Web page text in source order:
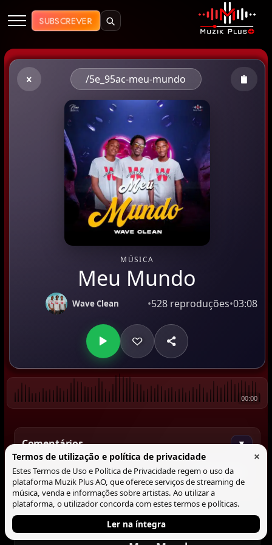
Muzik Plus AO - Streaming de
SUBSCREVER
/5e_95ac-meu-mundo
MÚSICA
Meu Mundo
Wave Clean •528 reproduções•03:08
00:00
Comentários ▼
Comentar
Tocando agora
Termos de utilização e política de privacidade ×
Estes Termos de Uso e Política de Privacidade regem o uso da
plataforma Muzik Plus AO, que oferece serviços de streaming de
música, venda e informações sobre artistas. Ao utilizar a
plataforma, o utilizador concorda com estes termos e políticas.
Ler na íntegra